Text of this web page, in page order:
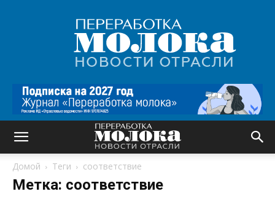
Переработка
молока
|
Новости
Домой Теги соответствие
Метка: соответствие